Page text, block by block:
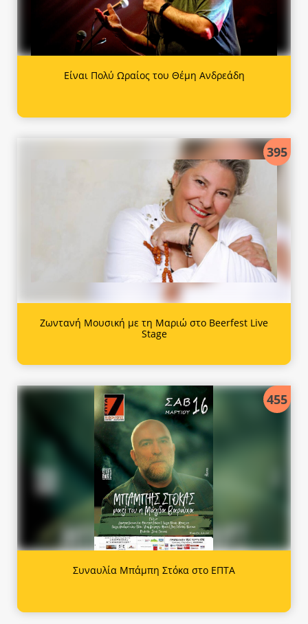
Είναι Πολύ Ωραίος του Θέμη Ανδρεάδη
395
Ζωντανή Μουσική με τη Μαριώ στο Beerfest Live
Stage
455
Συναυλία Μπάμπη Στόκα στο ΕΠΤΑ